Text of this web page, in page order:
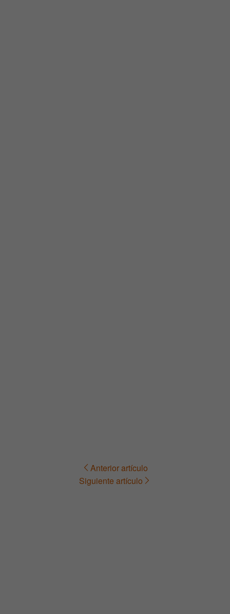
Navegación Anterior artículo
Siguiente artículo